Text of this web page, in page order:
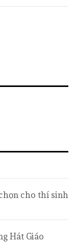
cho thí sinh
Hát Giáo